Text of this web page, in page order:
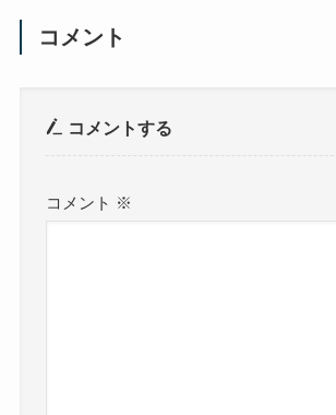
コメント
コメントする
コメント ※